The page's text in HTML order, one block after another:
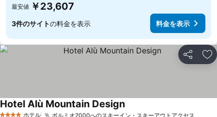
最安値 ￥23,607
3件のサイトの料金を表示 料金を表示
シェア お
ホテル ボルミオ2000へのスキーイン・スキーアウトアクセス
Hotel Alù Mountain Design